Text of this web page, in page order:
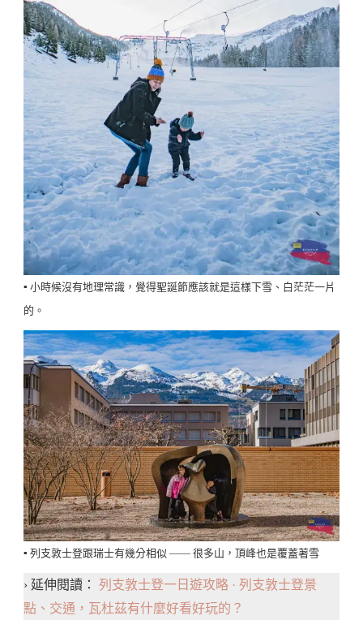
▪️ 小時候沒有地理常識，覺得聖誕節應該就是這樣下雪、白茫茫一片
的。
▪️ 列支敦士登跟瑞士有幾分相似 —— 很多山，頂峰也是覆蓋著雪
› 延伸閱讀：
列支敦士登一日遊攻略 · 列支敦士登景
點、交通，瓦杜茲有什麼好看好玩的？